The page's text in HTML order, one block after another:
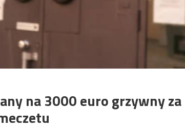
na 3000 euro grzywny za